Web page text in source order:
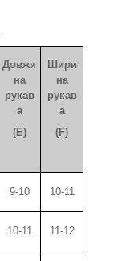
Довжи
на
рукав
а
(E)
Шири
на
рукав
а
(F)
9-10 10-11
10-11 11-12